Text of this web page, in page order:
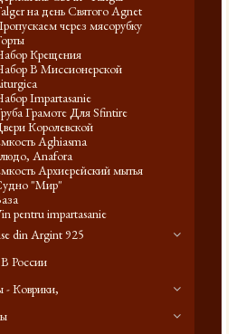
на день Святого Agnet
через мясорубку
Крещения
В Миссионерской
Impartasanie
Грамоте Для Sfintire
Королевской
Aghiasma
Anafora
Архиерейский мытья
"Мир"
pentru impartasanie
din Argint 925
России
- Коврики,